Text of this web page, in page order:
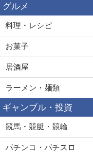
グルメ
料理・レシピ
お菓子
居酒屋
ラーメン・麺類
ギャンブル・投資
競馬・競艇・競輪
パチンコ・パチスロ